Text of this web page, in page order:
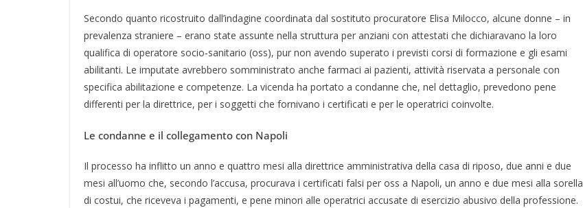
Secondo quanto ricostruito dall’indagine coordinata dal sostituto procuratore Elisa Milocco, alcune donne – in
prevalenza straniere – erano state assunte nella struttura per anziani con attestati che dichiaravano la loro
qualifica di operatore socio-sanitario (oss), pur non avendo superato i previsti corsi di formazione e gli esami
abilitanti. Le imputate avrebbero somministrato anche farmaci ai pazienti, attività riservata a personale con
specifica abilitazione e competenze. La vicenda ha portato a condanne che, nel dettaglio, prevedono pene
differenti per la direttrice, per i soggetti che fornivano i certificati e per le operatrici coinvolte.
Le condanne e il collegamento con Napoli
Il processo ha inflitto un anno e quattro mesi alla direttrice amministrativa della casa di riposo, due anni e due
mesi all’uomo che, secondo l’accusa, procurava i certificati falsi per oss a Napoli, un anno e due mesi alla sorella
di costui, che riceveva i pagamenti, e pene minori alle operatrici accusate di esercizio abusivo della professione.